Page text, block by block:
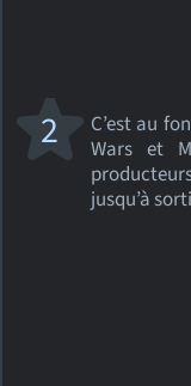
C’est au
Wars et
jusqu’à
2